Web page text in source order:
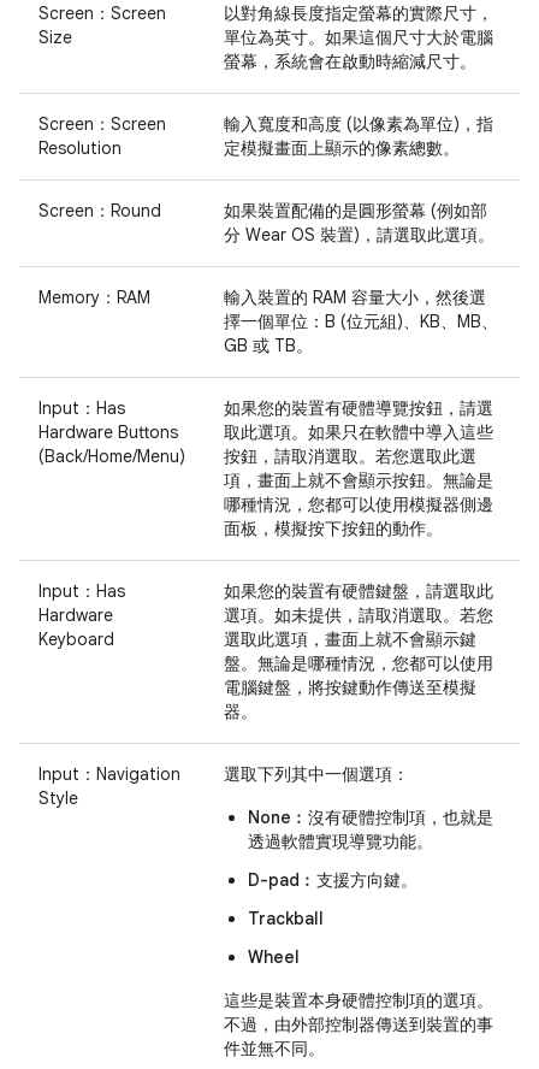
Screen：Screen
Size
以對角線長度指定螢幕的實際尺寸，
單位為英寸。如果這個尺寸大於電腦
螢幕，系統會在啟動時縮減尺寸。
Screen：Screen
Resolution
輸入寬度和高度 (以像素為單位)，指
定模擬畫面上顯示的像素總數。
Screen：Round
如果裝置配備的是圓形螢幕 (例如部
分 Wear OS 裝置)，請選取此選項。
Memory：RAM
輸入裝置的 RAM 容量大小，然後選
擇一個單位：B (位元組)、KB、MB、
GB 或 TB。
Input：Has
Hardware Buttons
(Back/Home/Menu)
如果您的裝置有硬體導覽按鈕，請選
取此選項。如果只在軟體中導入這些
按鈕，請取消選取。若您選取此選
項，畫面上就不會顯示按鈕。無論是
哪種情況，您都可以使用模擬器側邊
面板，模擬按下按鈕的動作。
Input：Has
Hardware
Keyboard
如果您的裝置有硬體鍵盤，請選取此
選項。如未提供，請取消選取。若您
選取此選項，畫面上就不會顯示鍵
盤。無論是哪種情況，您都可以使用
電腦鍵盤，將按鍵動作傳送至模擬
器。
Input：Navigation
Style
選取下列其中一個選項：
None︰ 沒有硬體控制項，也就是
透過軟體實現導覽功能。
D-pad︰ 支援方向鍵。
Trackball
Wheel
這些是裝置本身硬體控制項的選項。
不過，由外部控制器傳送到裝置的事
件並無不同。